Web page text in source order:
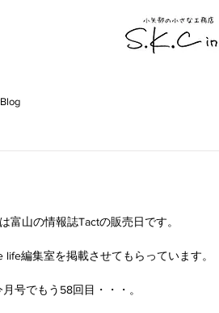
富山の情報誌Tactの販売日です。
life編集室を掲載させてもらっています。
月号でもう58回目・・・。